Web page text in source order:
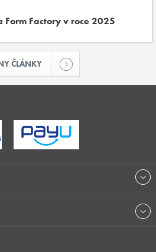
Form Factory v roce 2025
ČLÁNKY